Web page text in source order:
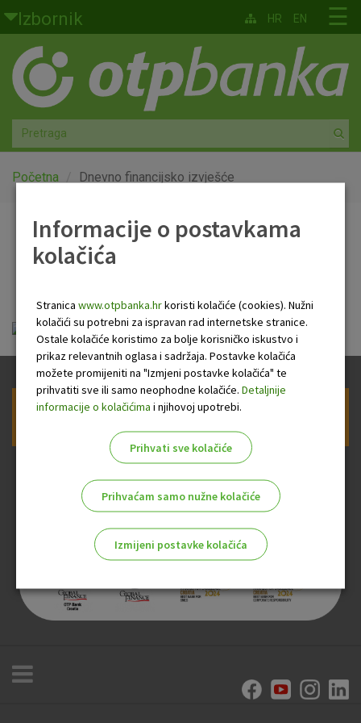
Skoči na glavni sadržaj
Izbornik
Građani
Privatno bankarstvo
Agro
Mala poduzeća i obrtnici
Globalna tržišta
O nama
☰
HR EN
Početna Dnevno financijsko izvješće
Dnevno financijsko
OTP Dnevno financijsko izvješće.pdf
Prijava na newsletter OTP banke
Informacije o postavkama
kolačića
Stranica www.otpbanka.hrkoristi kolačiće (cookies). Nužni
kolačići su potrebni za ispravan rad internetske stranice.
Ostale kolačiće koristimo za bolje korisničko iskustvo i
prikaz relevantnih oglasa i sadržaja. Postavke kolačića
možete promijeniti na "Izmjeni postavke kolačića" te
prihvatiti sve ili samo neophodne kolačiće. Detaljnije
informacije o kolačićima i njihovoj upotrebi.
Prihvati sve kolačiće
Prihvaćam samo nužne kolačiće
Izmijeni postavke kolačića